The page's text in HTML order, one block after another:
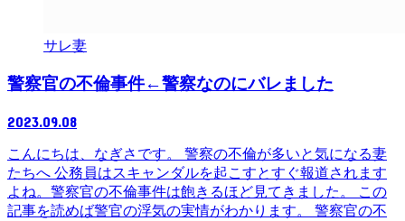
サレ妻
警察官の不倫事件←警察なのにバレました
2023.09.08
こんにちは、なぎさです。 警察の不倫が多いと気になる妻
たちへ 公務員はスキャンダルを起こすとすぐ報道されます
よね。警察官の不倫事件は飽きるほど見てきました。 この
記事を読めば警官の浮気の実情がわかります。 警察官の不